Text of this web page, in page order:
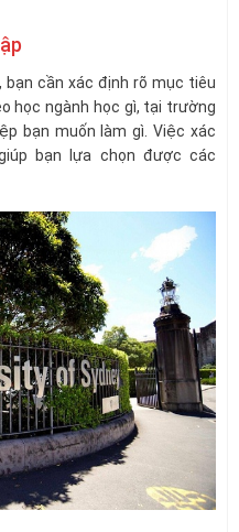
cần xác định rõ mục tiêu
học ngành học gì, tại trường
bạn muốn làm gì. Việc xác
bạn lựa chọn được các